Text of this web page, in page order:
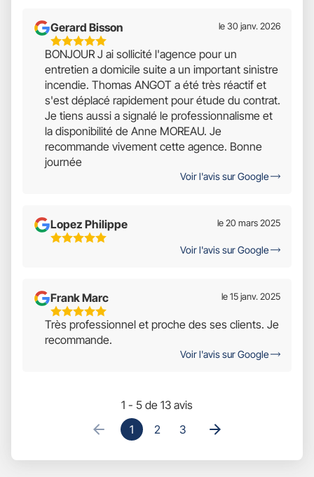
Gerard Bisson
5
Étoiles
Sur
5
le 30 janv. 2026
BONJOUR J ai sollicité l'agence pour un
entretien a domicile suite a un important sinistre
incendie. Thomas ANGOT a été très réactif et
s'est déplacé rapidement pour étude du contrat.
Je tiens aussi a signalé le professionnalisme et
la disponibilité de Anne MOREAU. Je
recommande vivement cette agence. Bonne
journée
Voir l'avis sur Google
Lopez Philippe
5
le 20 mars 2025
Voir l'avis sur Google
Frank Marc
5
Étoiles
Sur
le 15 janv. 2025
Très professionnel et proche des ses clients. Je
recommande.
Voir l'avis sur Google
1 - 5 de 13 avis
1
2 3